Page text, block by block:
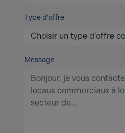
Type d'offre
Message